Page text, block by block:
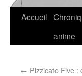
Accueil
anime
← Pizzicato Five :